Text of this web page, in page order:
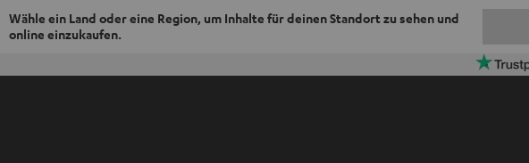
Wähle ein Land oder eine Region, um Inhalte für deinen Standort zu sehen und
online einzukaufen.